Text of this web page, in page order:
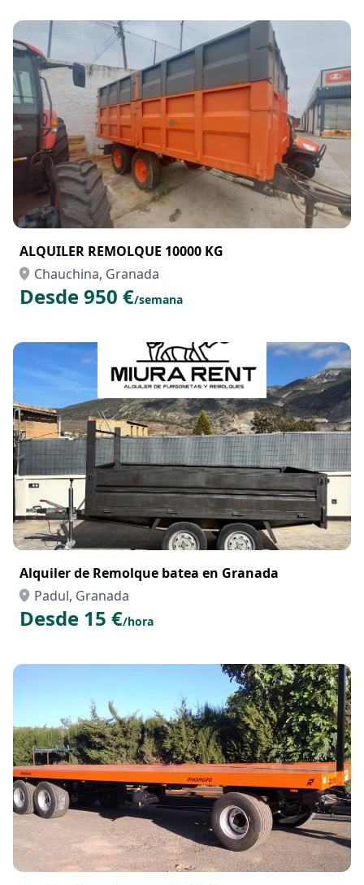
ALQUILER REMOLQUE 10000 KG
Chauchina, Granada
Desde 950 €/semana
Alquiler de Remolque batea en Granada
Padul, Granada
Desde 15 €/hora